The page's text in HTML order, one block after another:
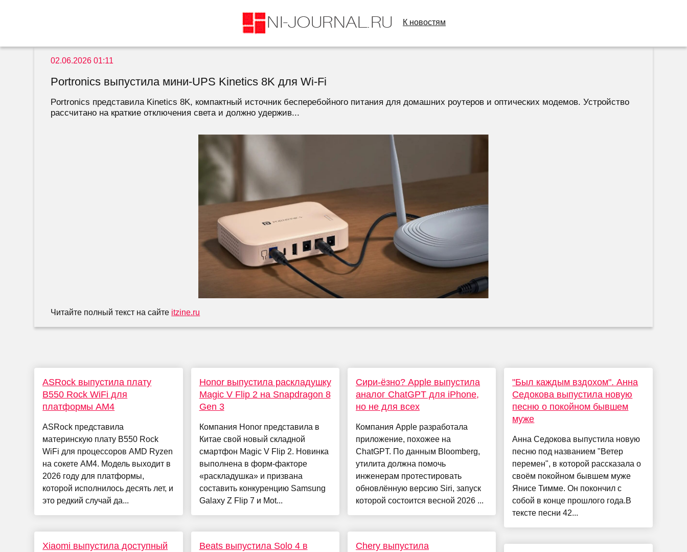
К новостям
02.06.2026 01:11
Portronics выпустила мини-UPS Kinetics 8K для Wi‑Fi
Portronics представила Kinetics 8K, компактный источник бесперебойного питания для домашних роутеров и оптических модемов. Устройство
рассчитано на краткие отключения света и должно удержив...
Читайте полный текст на сайте itzine.ru
ASRock выпустила плату
B550 Rock WiFi для
платформы AM4
ASRock представила
материнскую плату B550 Rock
WiFi для процессоров AMD Ryzen
на сокете AM4. Модель выходит в
2026 году для платформы,
которой исполнилось десять лет, и
это редкий случай да...
Xiaomi выпустила доступный
Honor выпустила раскладушку
Magic V Flip 2 на Snapdragon 8
Gen 3
Компания Honor представила в
Китае свой новый складной
смартфон Magic V Flip 2. Новинка
выполнена в форм-факторе
«раскладушка» и призвана
составить конкуренцию Samsung
Galaxy Z Flip 7 и Mot...
Beats выпустила Solo 4 в
Сири-ёзно? Apple выпустила
аналог ChatGPT для iPhone,
но не для всех
Компания Apple разработала
приложение, похожее на
ChatGPT. По данным Bloomberg,
утилита должна помочь
инженерам протестировать
обновлённую версию Siri, запуск
которой состоится весной 2026 ...
Chery выпустила
"Был каждым вздохом". Анна
Седокова выпустила новую
песню о покойном бывшем
муже
Анна Седокова выпустила новую
песню под названием "Ветер
перемен", в которой рассказала о
своём покойном бывшем муже
Янисе Тимме. Он покончил с
собой в конце прошлого года.В
тексте песни 42...